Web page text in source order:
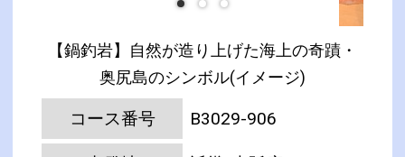
【鍋釣岩】自然が造り上げた海上の奇蹟・
奥尻島のシンボル(イメージ)
コース番号 B3029-906